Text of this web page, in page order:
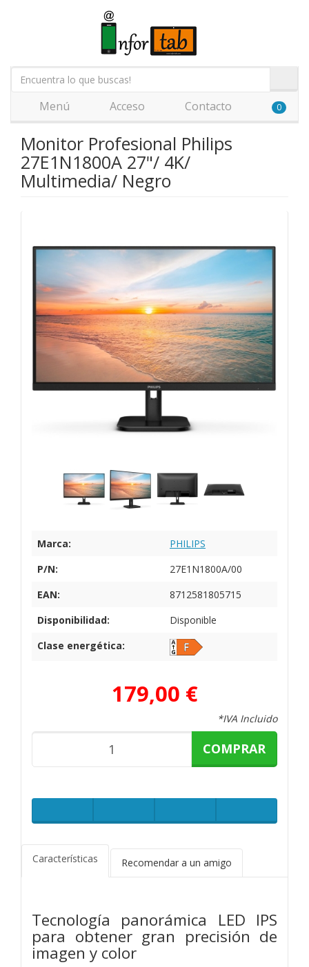
Menú Acceso Contacto 0
Monitor Profesional Philips
27E1N1800A 27"/ 4K/
Multimedia/ Negro
Marca:
PHILIPS
P/N:
27E1N1800A/00
EAN:
8712581805715
Disponibilidad:
Disponible
Clase energética:
179,00 €
*IVA Incluido
COMPRAR
Características Recomendar a un amigo
Tecnología panorámica LED IPS
para obtener gran precisión de
imagen y color